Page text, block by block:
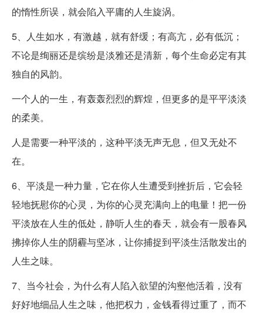
的惰性所误，就会陷入平庸的人生旋涡。
5、人生如水，有激越，就有舒缓；有高亢，必有低沉；
不论是绚丽还是缤纷是淡雅还是清新，每个生命必定有其
独自的风韵。
一个人的一生，有轰轰烈烈的辉煌，但更多的是平平淡淡
的柔美。
人是需要一种平淡的，这种平淡无声无息，但又无处不
在。
6、平淡是一种力量，它在你人生遭受到挫折后，它会轻
轻地抚慰你的心灵，为你的心灵充满向上的电量！把一份
平淡放在人生的低处，静听人生的春天，就会有一股春风
拂掉你人生的阴霾与坚冰，让你捕捉到平淡生活散发出的
人生之味。
7、当今社会，为什么有人陷入欲望的沟壑他活着，没有
好好地细品人生之味，他把权力，金钱看得过重了，而不